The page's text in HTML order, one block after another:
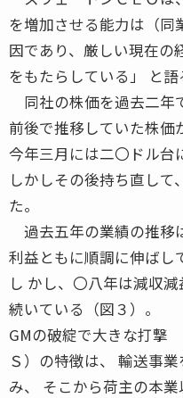
を増加させる能力は（同
因であり、厳しい現在の
をもたらしている」 と語
同社の株価を過去二年
前後で推移していた株価
今年三月には二〇ドル台
しかしその後持ち直して
た。
過去五年の業績の推移
利益ともに順調に伸ばし
し かし、〇八年は減収
続いている（図３）。
GMの破綻で大きな打撃
Ｓ）の特徴は、 輸送事
み、 そこから荷主の本